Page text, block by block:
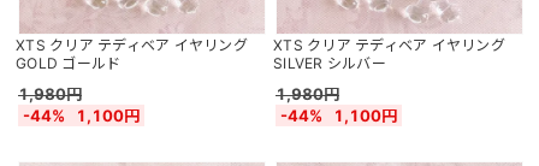
XTS クリア テディベア イヤリング
GOLD ゴールド
1,980円
-44%
1,100円
XTS クリア テディベア イヤリング
SILVER シルバー
1,980円
-44%
1,100円